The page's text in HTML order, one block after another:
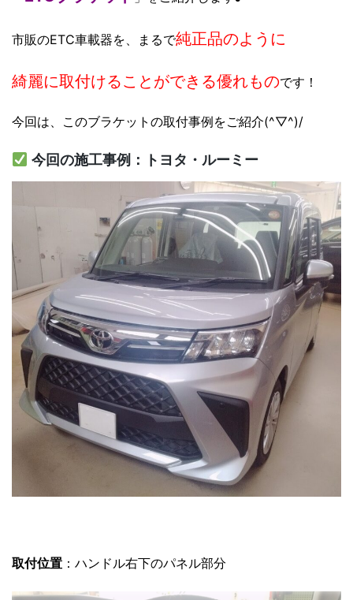
市販のETC車載器を、まるで純正品のように
綺麗に取付けることができる優れものです！
今回は、このブラケットの取付事例をご紹介(^▽^)/
今回の施工事例：トヨタ・ルーミー
取付位置 ：ハンドル右下のパネル部分